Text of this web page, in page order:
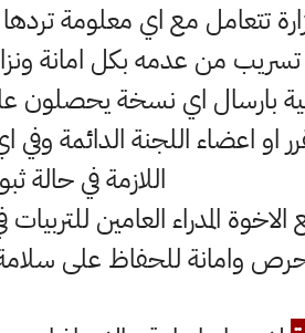
تتعامل مع اي معلومة
من عدمه بكل امانة
بارسال اي نسخة يحصلون
او اعضاء اللجنة الدائمة وفي
اللازمة في حالة
المدراء العامين
وامانة للحفاظ على سلامة